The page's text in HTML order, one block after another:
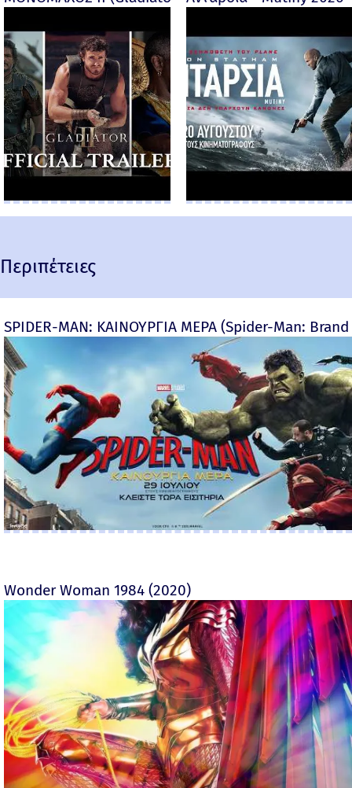
Περιπέτειες
SPIDER-MAN: ΚΑΙΝΟΥΡΓΙΑ ΜΕΡΑ (Spider-Man:
Wonder Woman 1984 (2020)